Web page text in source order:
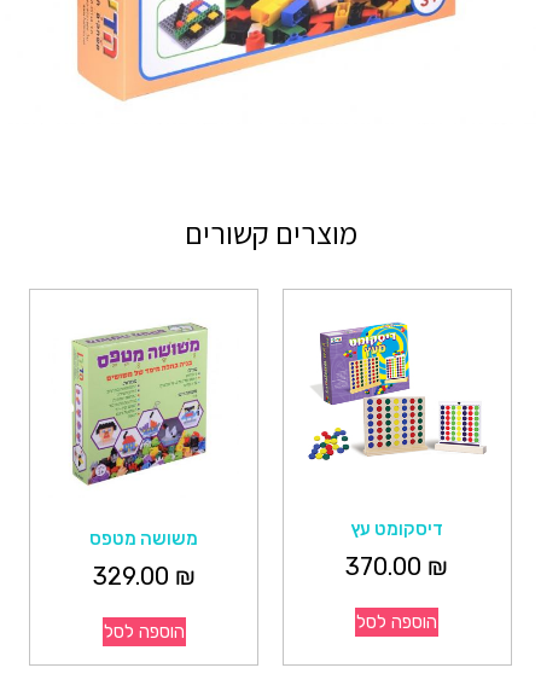
מוצרים קשורים
דיסקומט עץ
370.00 ₪
הוספה לסל
משושה מטפס
329.00 ₪
הוספה לסל